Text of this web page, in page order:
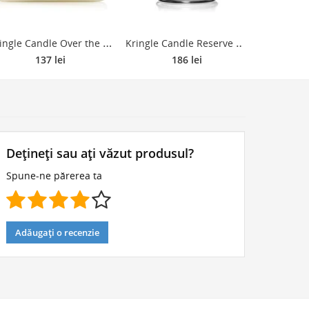
K
ringle Candle Over the Rainbow lumânare parfumată 411 g
137 lei
K
ringle Candle Reserve Manhattan lumânare parfumată 624 g
186 lei
Dețineți sau ați văzut produsul?
Spune-ne părerea ta
Adăugați o recenzie